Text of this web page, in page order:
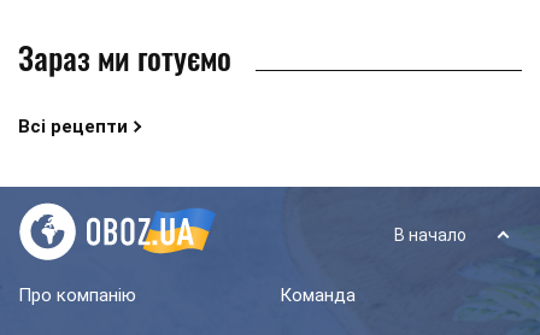
Зараз ми готуємо
Всі рецепти
В начало
Про компанію Команда